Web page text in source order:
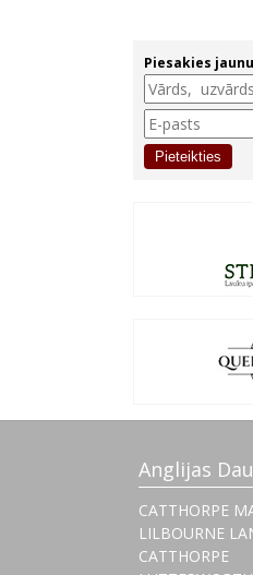
Piesakies
Pieteikties
Anglijas
CATTHORPE
LILBOURNE
CATTHORPE